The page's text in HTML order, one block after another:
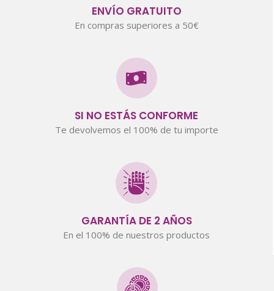
ENVÍO GRATUITO
En compras superiores a 50€
SI NO ESTÁS CONFORME
Te devolvemos el 100% de tu importe
GARANTÍA DE 2 AÑOS
En el 100% de nuestros productos